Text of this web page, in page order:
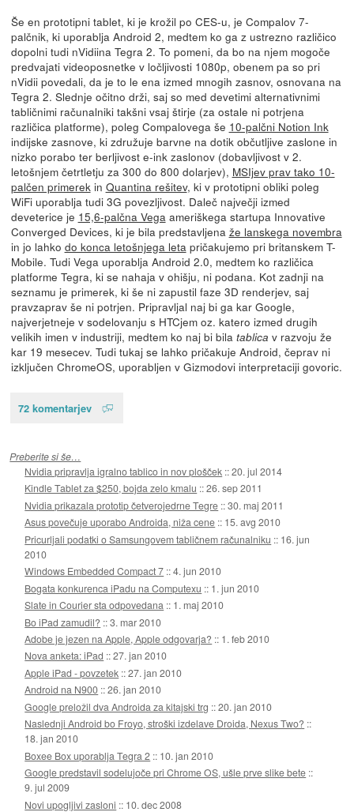
Še en prototipni tablet, ki je krožil po CES-u, je Compalov 7-
palčnik, ki uporablja Android 2, medtem ko ga z ustrezno različico
dopolni tudi nVidiina Tegra 2. To pomeni, da bo na njem mogoče
predvajati videoposnetke v ločljivosti 1080p, obenem pa so pri
nVidii povedali, da je to le ena izmed mnogih zasnov, osnovana na
Tegra 2. Slednje očitno drži, saj so med devetimi alternativnimi
tabličnimi računalniki takšni vsaj štirje (za ostale ni potrjena
različica platforme), poleg Compalovega še 10-palčni Notion Ink
indijske zasnove, ki združuje barvne na dotik občutljive zaslone in
nizko porabo ter berljivost e-ink zaslonov (dobavljivost v 2.
letošnjem četrtletju za 300 do 800 dolarjev), MSIjev prav tako 10-
palčen primerek in Quantina rešitev, ki v prototipni obliki poleg
WiFi uporablja tudi 3G povezljivost. Daleč največji izmed
deveterice je 15,6-palčna Vega ameriškega startupa Innovative
Converged Devices, ki je bila predstavljena že lanskega novembra
in jo lahko do konca letošnjega leta pričakujemo pri britanskem T-
Mobile. Tudi Vega uporablja Android 2.0, medtem ko različica
platforme Tegra, ki se nahaja v ohišju, ni podana. Kot zadnji na
seznamu je primerek, ki še ni zapustil faze 3D renderjev, saj
pravzaprav še ni potrjen. Pripravljal naj bi ga kar Google,
najverjetneje v sodelovanju s HTCjem oz. katero izmed drugih
velikih imen v industriji, medtem ko naj bi bila tablica v razvoju že
kar 19 mesecev. Tudi tukaj se lahko pričakuje Android, čeprav ni
izključen ChromeOS, uporabljen v Gizmodovi interpretaciji govoric.
72 komentarjev
Preberite si še…
Nvidia pripravlja igralno tablico in nov plošček ::20. jul 2014
Kindle Tablet za $250, bojda zelo kmalu ::26. sep 2011
Nvidia prikazala prototip četverojedrne Tegre ::30. maj 2011
Asus povečuje uporabo Androida, niža cene :: 15. avg 2010
Pricurljali podatki o Samsungovem tabličnem računalniku :: 16. jun
2010
Windows Embedded Compact 7 ::4. jun 2010
Bogata konkurenca iPadu na Computexu :: 1. jun 2010
Slate in Courier sta odpovedana :: 1. maj 2010
Bo iPad zamudil? ::3. mar 2010
Adobe je jezen na Apple, Apple odgovarja? :: 1. feb 2010
Nova anketa: iPad ::27. jan 2010
Apple iPad - povzetek ::27. jan 2010
Android na N900 ::26. jan 2010
Google preložil dva Androida za kitajski trg ::20. jan 2010
Naslednji Android bo Froyo, stroški izdelave Droida, Nexus Two? ::
18. jan 2010
Boxee Box uporablja Tegra 2 :: 10. jan 2010
Google predstavil sodelujoče pri Chrome OS, ušle prve slike bete ::
9. jul 2009
Novi upogljivi zasloni :: 10. dec 2008